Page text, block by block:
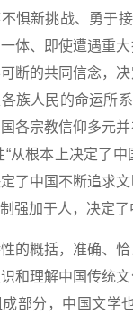
惧新挑战、勇于
体、即使遭遇重
断的共同信念，
族人民的命运所
各宗教信仰多元
“从根本上决定了
了中国不断追求
强加于人，决定了
概括，准确、恰
和理解中国传统
部分，中国文学